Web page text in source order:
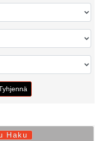
Haku